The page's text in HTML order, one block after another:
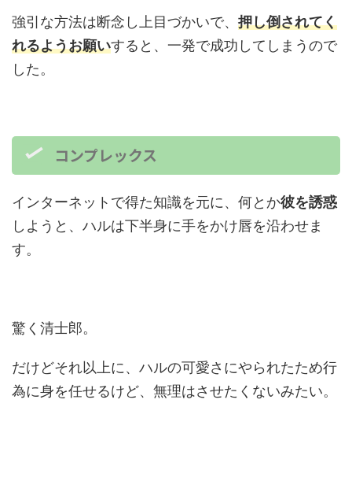
強引な方法は断念し上目づかいで、 押し倒されてく
れるようお願いすると、一発で成功してしまうので
した。
コンプレックス
インターネットで得た知識を元に、何とか彼を誘惑
しようと、ハルは下半身に手をかけ唇を沿わせま
す。
驚く清士郎。
だけどそれ以上に、ハルの可愛さにやられたため行
為に身を任せるけど、無理はさせたくないみたい。